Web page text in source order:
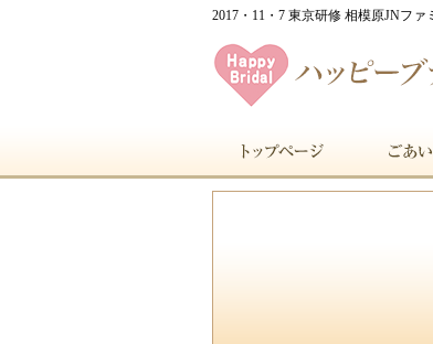
2017・11・7 東京研修 相模原JNフ